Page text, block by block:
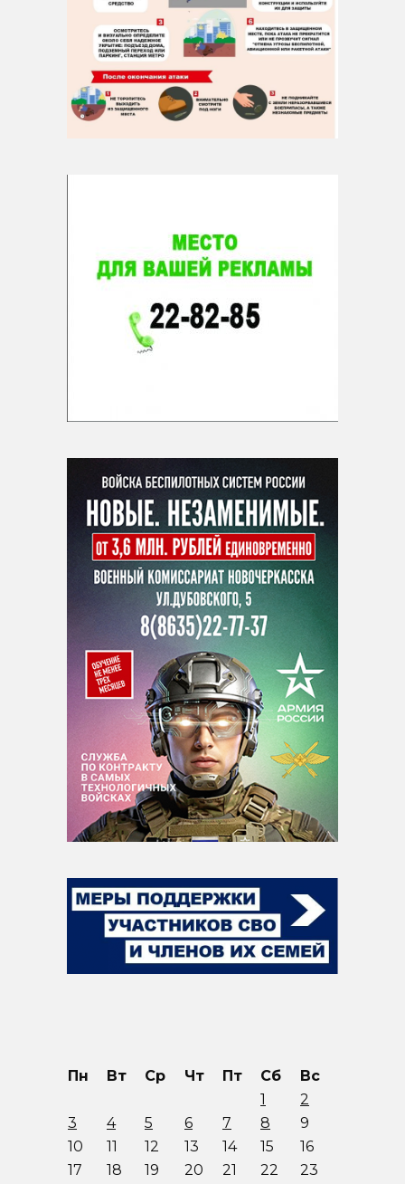
Пн Вт Ср Чт Пт Сб
Вс
1
2
3
4 5 6 7 8
9
10
11 12 13 14 15
16
17
18 19 20 21 22
23